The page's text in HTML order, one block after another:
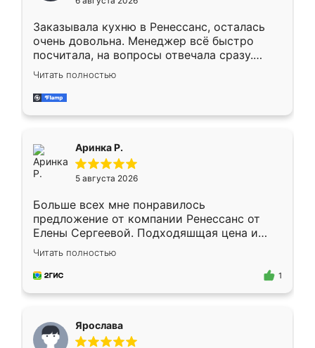
мебели буду заказывать только здесь.
Заказывала кухню в Ренессанс, осталась
очень довольна. Менеджер всё быстро
посчитала, на вопросы отвечала сразу.
Замерщик приехал в субботу, подошёл к
делу со всей ответственностью. Собрали
за день, ребята работали аккуратно, даже
Читать полностью
Аринка Р.
5 августа 2026
Больше всех мне понравилось
предложение от компании Ренессанс от
Елены Сергеевой. Подходяшщая цена и
короткие сроки изготовления. Приехавший
для замера сотрудник Владислав
предложил по моему эскизу самый
Читать полностью
1
Ярослава